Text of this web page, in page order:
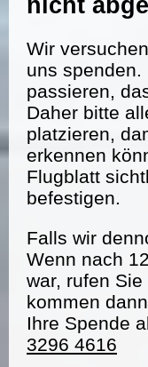
nicht
Wir
uns spenden.
passieren,
Daher bitte
platzieren,
erkennen
Flugblatt
befestigen.
Falls wir
Wenn nach
war, rufen
kommen
Ihre Spende
3296 4616